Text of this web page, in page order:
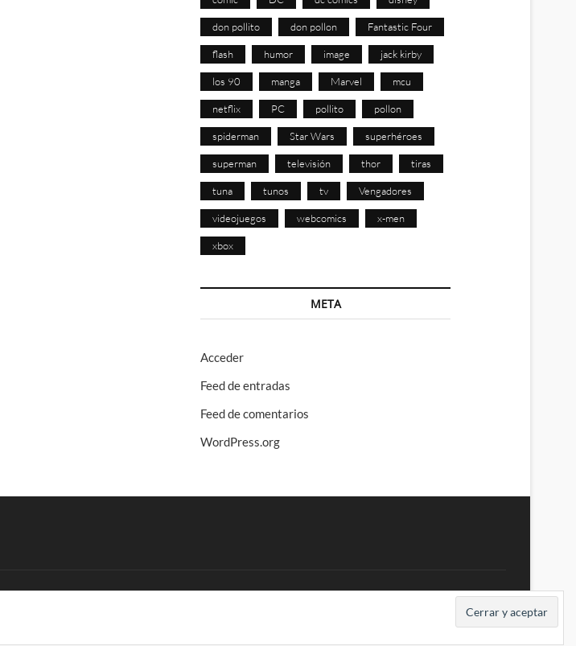
don pollito don pollon Fantastic Four
flash humor image jack kirby
los 90 manga Marvel mcu
netflix PC pollito pollon
spiderman Star Wars superhéroes
superman televisión thor tiras
tuna tunos tv Vengadores
videojuegos webcomics x-men
xbox
META
Acceder
Feed de entradas
Feed de comentarios
WordPress.org